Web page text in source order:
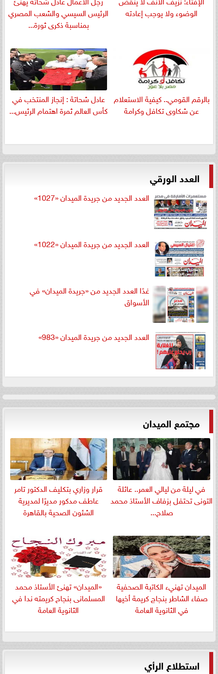
الوضوء ولا يوجب إعادته
الرئيس السيسي والشعب المصري
بمناسبة ذكرى ثورة...
بالرقم القومي.. كيفية الاستعلام
عن شكاوى تكافل وكرامة
عادل شحاتة : إنجاز المنتخب في
كأس العالم ثمرة اهتمام الرئيس...
العدد الورقي
العدد الجديد من جريدة الميدان «1027»
العدد الجديد من جريدة الميدان «1022»
غدًا العدد الجديد من «جريدة الميدان» في
الأسواق
العدد الجديد من جريدة الميدان «983»
مجتمع الميدان
في ليلة من ليالي العمر.. عائلة
التونى تحتفل بزفاف الأستاذ محمد
صلاح...
قرار وزاري بتكليف الدكتور تامر
عاطف مدكور مديرًا لمديرية
الشئون الصحية بالقاهرة
الميدان تهنيء الكاتبة الصحفية
صفاء الشاطر بنجاج كريمة أخيها
في الثانوية العامة
«الميدان» تهنئ الأستاذ محمد
المسلمانى بنجاح كريمته ندا في
الثانوية العامة
استطلاع الرأي